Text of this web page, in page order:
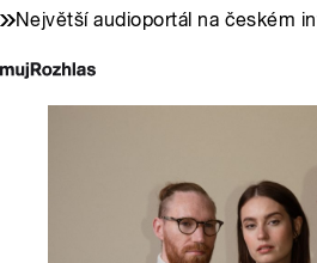
Největší audioportál na českém